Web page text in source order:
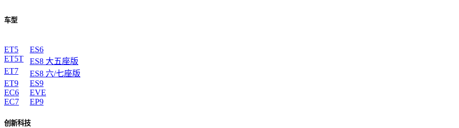
车型
ET5
ET5T
ET7
ET9
EC6
EC7
ES6
ES8 大五座版
ES8 六/七座版
ES9
EVE
EP9
创新科技